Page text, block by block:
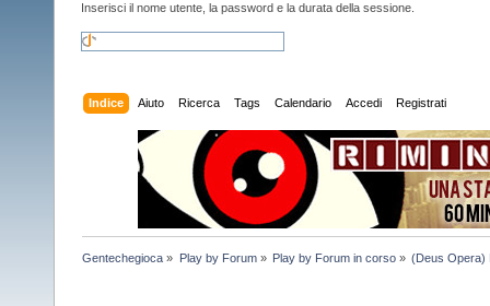
Inserisci il nome utente, la password e la durata della sessione.
Indice Aiuto Ricerca Tags Calendario Accedi Registrati
Gentechegioca » Play by Forum» Play by Forum in corso» (Deus Opera)